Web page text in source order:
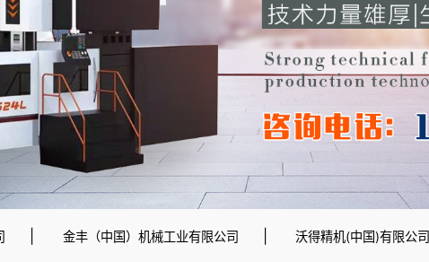
金丰（中国）机械工业有限公司 沃得精机(中国)有限公司